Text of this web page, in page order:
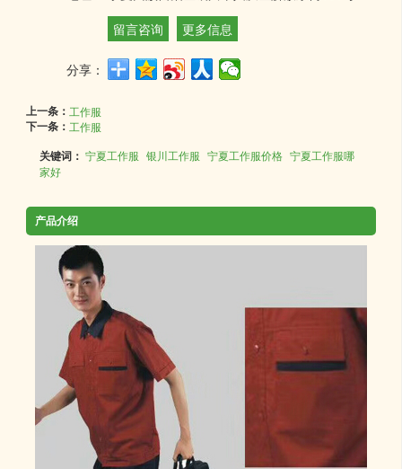
留言咨询
更多信息
分享：
上一条： 工作服
下一条： 工作服
关键词：宁夏工作服 银川工作服 宁夏工作服价格 宁夏工作服哪
家好
产品介绍